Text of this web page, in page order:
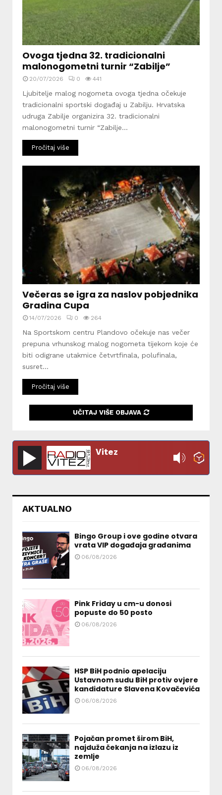
Ovoga tjedna 32. tradicionalni
malonogometni turnir “Zabilje”
20/07/2026 0 441
Ljubitelje malog nogometa ovoga tjedna očekuje
tradicionalni sportski događaj u Zabilju. Hrvatska
udruga Zabilje organizira 32. tradicionalni
malonogometni turnir “Zabilje...
Pročitaj više
Večeras se igra za naslov pobjednika
Gradina Cupa
14/07/2026 0 264
Na Sportskom centru Plandovo očekuje nas večer
prepuna vrhunskog malog nogometa tijekom koje će
biti odigrane utakmice četvrtfinala, polufinala,
susret...
Pročitaj više
UČITAJ VIŠE OBJAVA
Vitez
AKTUALNO
Bingo Group i ove godine otvara
vrata VIP događaja građanima
06/08/2026
Pink Friday u cm-u donosi
popuste do 50 posto
06/08/2026
HSP BiH podnio apelaciju
Ustavnom sudu BiH protiv ovjere
kandidature Slavena Kovačevića
06/08/2026
Pojačan promet širom BiH,
najduža čekanja na izlazu iz
zemlje
06/08/2026